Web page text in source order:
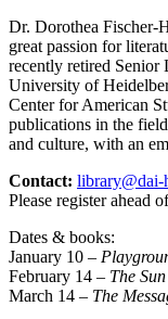
Dr. Dorothea Fischer-
great passion for
recently retired Senior
University of
Center for American
publications in the
and culture, with an
Contact: library@dai-
Please register ahead
Dates & books:
January 10 –
February 14 – The
March 14 – The